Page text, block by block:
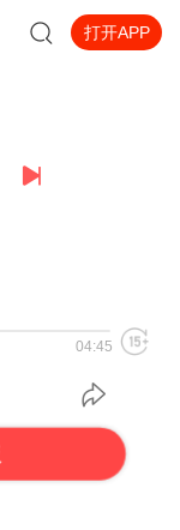
打开APP
04:45